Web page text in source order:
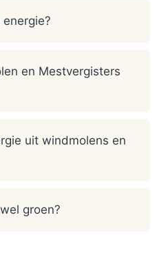
energie?
en Mestvergisters
uit windmolens en
groen?